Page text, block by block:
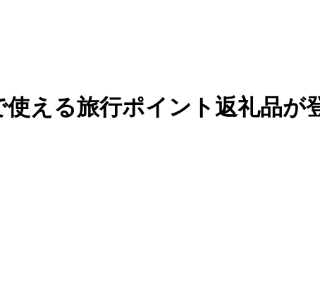
使える旅行ポイント返礼品が